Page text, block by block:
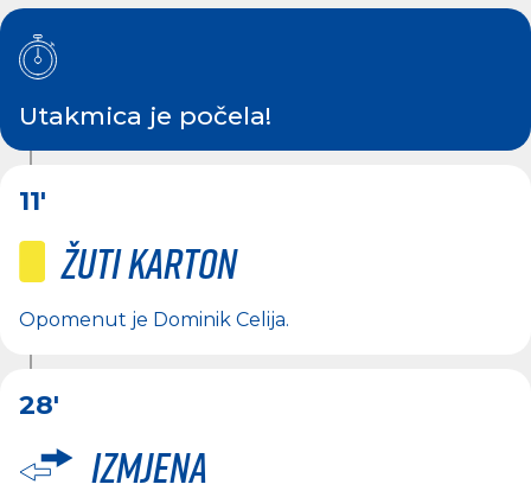
Utakmica je počela!
11'
Žuti karton
Opomenut je Dominik Celija.
28'
Izmjena